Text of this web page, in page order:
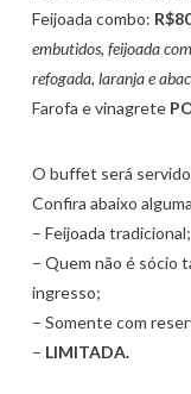
Feijoada combo:
embutidos, feijoada
refogada, laranja e
Farofa e vinagrete
O buffet será
Confira abaixo
– Feijoada tradicional;
– Quem não é sócio
ingresso;
– Somente com
– LIMITADA.